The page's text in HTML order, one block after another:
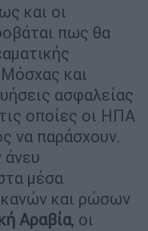
και οι
πως θα
και
ασφαλείας
οποίες οι ΗΠΑ
να παράσχουν.
μέσα
και ρώσων
Αραβία, οι